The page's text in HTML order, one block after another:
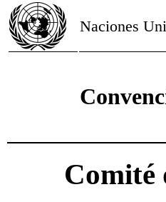
Naciones
Comité